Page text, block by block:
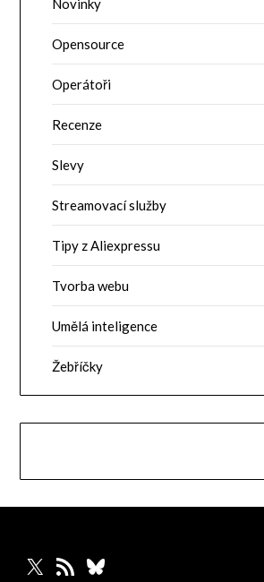
Novinky
Opensource
Operátoři
Recenze
Slevy
Streamovací služby
Tipy z Aliexpressu
Tvorba webu
Umělá inteligence
Žebříčky
X RSS zdrojBluesky